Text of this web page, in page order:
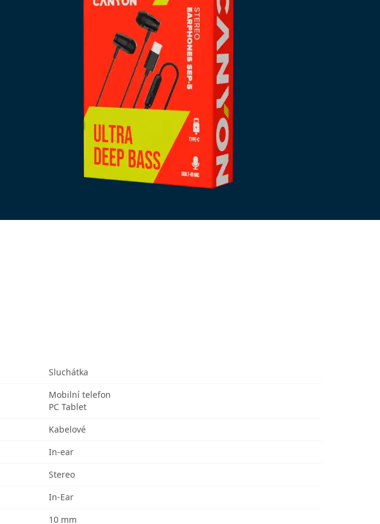
Sluchátka
Mobilní telefon
PC Tablet
Kabelové
In-ear
Stereo
In-Ear
10 mm